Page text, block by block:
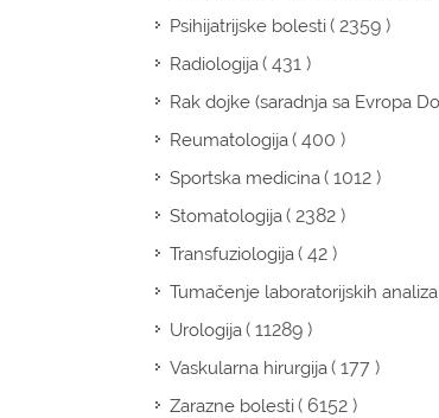
Psihijatrijske bolesti( 2359 )
Radiologija( 431 )
Rak dojke (saradnja sa Evropa
Reumatologija( 400 )
Sportska medicina( 1012 )
Stomatologija( 2382 )
Transfuziologija( 42 )
Tumačenje laboratorijskih analiza
Urologija( 11289 )
Vaskularna hirurgija( 177 )
Zarazne bolesti( 6152 )